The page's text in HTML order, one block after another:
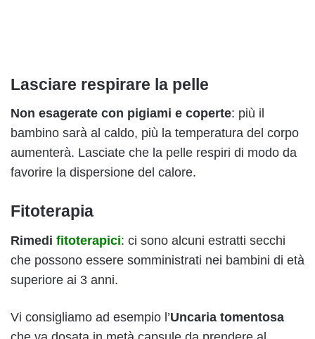
Lasciare respirare la pelle
Non esagerate con pigiami e coperte: più il
bambino sarà al caldo, più la temperatura del corpo
aumenterà. Lasciate che la pelle respiri di modo da
favorire la dispersione del calore.
Fitoterapia
Rimedi fitoterapici: ci sono alcuni estratti secchi
che possono essere somministrati nei bambini di età
superiore ai 3 anni.
Vi consigliamo ad esempio l’Uncaria tomentosa